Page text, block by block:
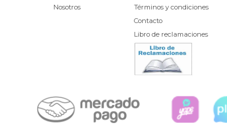
Nosotros
Términos y condiciones
Contacto
Libro de reclamaciones